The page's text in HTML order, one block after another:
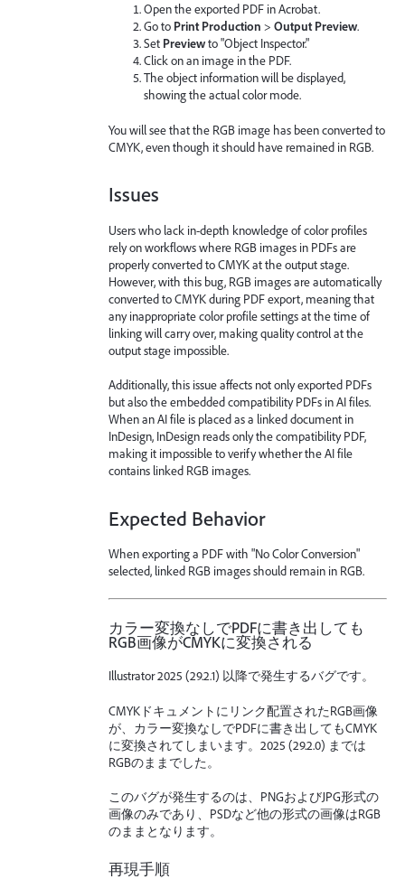
Open the exported PDF in Acrobat.
Go to Print Production >Output Preview.
Set Previewto "Object Inspector."
Click on an image in the PDF.
The object information will be displayed,
showing the actual color mode.
You will see that the RGB image has been converted to
CMYK, even though it should have remained in RGB.
Issues
Users who lack in-depth knowledge of color profiles
rely on workflows where RGB images in PDFs are
properly converted to CMYK at the output stage.
However, with this bug, RGB images are automatically
converted to CMYK during PDF export, meaning that
any inappropriate color profile settings at the time of
linking will carry over, making quality control at the
output stage impossible.
Additionally, this issue affects not only exported PDFs
but also the embedded compatibility PDFs in AI files.
When an AI file is placed as a linked document in
InDesign, InDesign reads only the compatibility PDF,
making it impossible to verify whether the AI file
contains linked RGB images.
Expected Behavior
When exporting a PDF with "No Color Conversion"
selected, linked RGB images should remain in RGB.
カラー変換なしでPDFに書き出しても
RGB画像がCMYKに変換される
Illustrator 2025 (29.2.1) 以降で発生するバグです。
CMYKドキュメントにリンク配置されたRGB画像
が、カラー変換なしでPDFに書き出してもCMYK
に変換されてしまいます。2025 (29.2.0) までは
RGBのままでした。
このバグが発生するのは、PNGおよびJPG形式の
画像のみであり、PSDなど他の形式の画像はRGB
のままとなります。
再現手順